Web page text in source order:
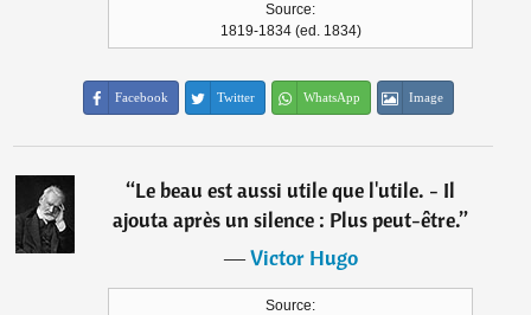
Source:
1819-1834 (ed. 1834)
Facebook Twitter WhatsApp Image
“Le beau est aussi utile que l'utile. - Il
ajouta après un silence : Plus peut-être.”
―Victor Hugo
Source: